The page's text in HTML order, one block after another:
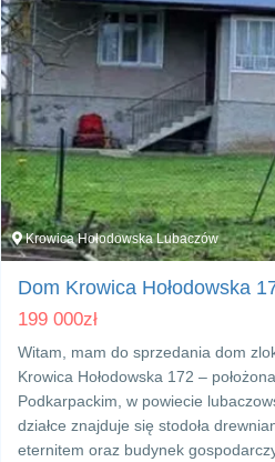
Krowica Hołodowska Lubaczów
Dom Krowica Hołodowska
199 000zł
Witam, mam do sprzedania dom
Krowica Hołodowska 172 –
Podkarpackim, w powiecie
działce znajduje się stodoła
eternitem oraz budynek